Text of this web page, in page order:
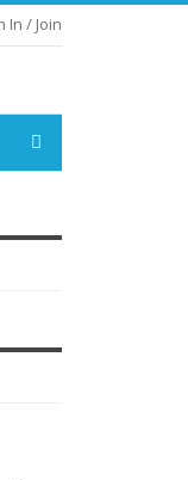
In / Join